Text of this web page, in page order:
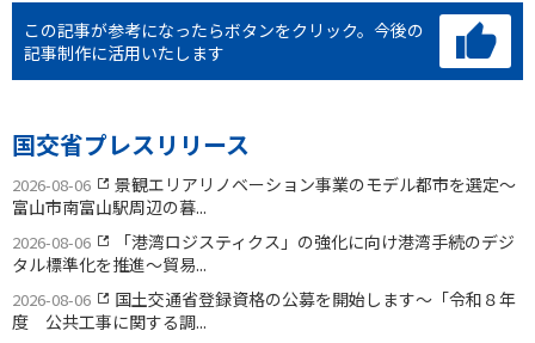
この記事が参考になったらボタンをクリック。 今後の
記事制作に活用いたします
国交省プレスリリース
2026-08-06
景観エリアリノベーション事業のモデル都市を選定〜
富山市南富山駅周辺の暮...
2026-08-06
「港湾ロジスティクス」の強化に向け港湾手続のデジ
タル標準化を推進〜貿易...
2026-08-06
国土交通省登録資格の公募を開始します〜「令和８年
度 公共工事に関する調...